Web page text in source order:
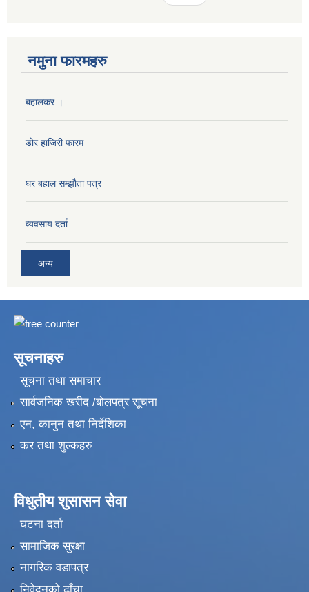
नमुना फारमहरु
बहालकर ।
डोर हाजिरी फारम
घर बहाल सम्झौता पत्र
व्यवसाय दर्ता
अन्य
सूचनाहरु
सूचना तथा समाचार
सार्वजनिक खरीद /बोलपत्र सूचना
एन, कानुन तथा निर्देशिका
कर तथा शुल्कहरु
विधुतीय शुसासन सेवा
घटना दर्ता
सामाजिक सुरक्षा
नागरिक वडापत्र
निवेदनको ढाँचा